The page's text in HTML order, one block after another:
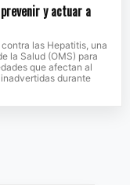
y actuar a
las Hepatitis, una
la Salud (OMS) para
que afectan al
durante